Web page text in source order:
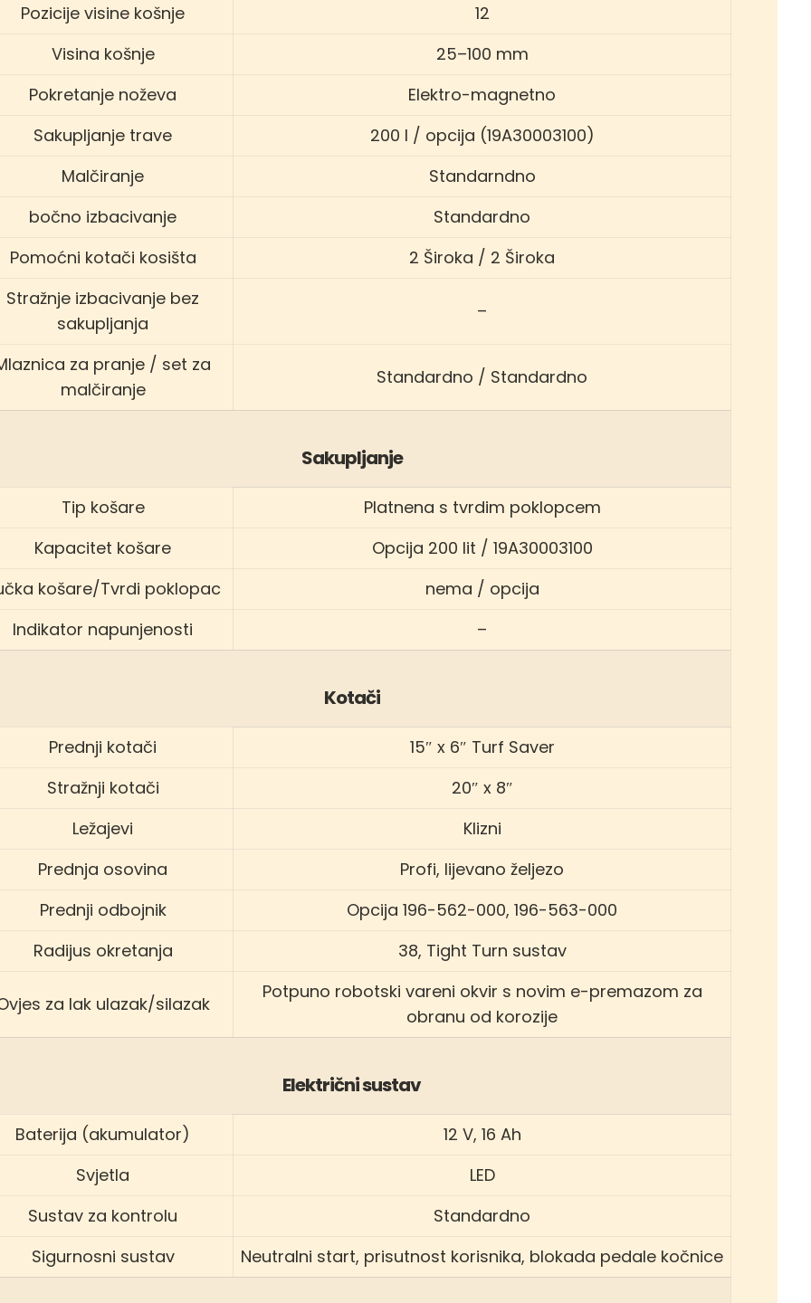
Pozicije visine košnje
12
Visina košnje
25–100 mm
Pokretanje noževa
Elektro-magnetno
Sakupljanje trave
200 l / opcija (19A30003100)
Malčiranje
Standarndno
bočno izbacivanje
Standardno
Pomoćni kotači kosišta
2 Široka / 2 Široka
Stražnje izbacivanje bez
sakupljanja
–
za pranje / set za
malčiranje
Standardno / Standardno
Sakupljanje
Tip košare
Platnena s tvrdim poklopcem
Kapacitet košare
Opcija 200 lit / 19A30003100
košare/Tvrdi poklopac
nema / opcija
Indikator napunjenosti
–
Kotači
Prednji kotači
15″ x 6″ Turf Saver
Stražnji kotači
20″ x 8″
Ležajevi
Klizni
Prednja osovina
Profi, lijevano željezo
Prednji odbojnik
Opcija 196-562-000, 196-563-000
Radijus okretanja
38, Tight Turn sustav
za lak ulazak/silazak
Potpuno robotski vareni okvir s novim e-premazom za
obranu od korozije
Električni sustav
Baterija (akumulator)
12 V, 16 Ah
Svjetla
LED
Sustav za kontrolu
Standardno
Sigurnosni sustav
Neutralni start, prisutnost korisnika, blokada pedale kočnice